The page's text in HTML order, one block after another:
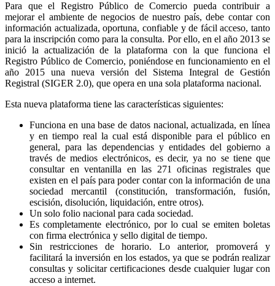
Para que el Registro Público de Comercio pueda contribuir a
mejorar el ambiente de negocios de nuestro país, debe contar con
información actualizada, oportuna, confiable y de fácil acceso, tanto
para la inscripción como para la consulta. Por ello, en el año 2013 se
inició la actualización de la plataforma con la que funciona el
Registro Público de Comercio, poniéndose en funcionamiento en el
año 2015 una nueva versión del Sistema Integral de Gestión
Registral (SIGER 2.0), que opera en una sola plataforma nacional.
Esta nueva plataforma tiene las características siguientes:
Funciona en una base de datos nacional, actualizada, en línea
y en tiempo real la cual está disponible para el público en
general, para las dependencias y entidades del gobierno a
través de medios electrónicos, es decir, ya no se tiene que
consultar en ventanilla en las 271 oficinas registrales que
existen en el país para poder contar con la información de una
sociedad mercantil (constitución, transformación, fusión,
escisión, disolución, liquidación, entre otros).
Un solo folio nacional para cada sociedad.
Es completamente electrónico, por lo cual se emiten boletas
con firma electrónica y sello digital de tiempo.
Sin restricciones de horario. Lo anterior, promoverá y
facilitará la inversión en los estados, ya que se podrán realizar
consultas y solicitar certificaciones desde cualquier lugar con
acceso a internet.